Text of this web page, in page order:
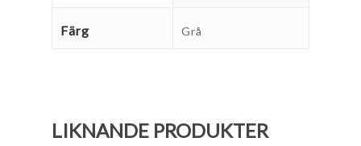
Färg Grå
LIKNANDE PRODUKTER